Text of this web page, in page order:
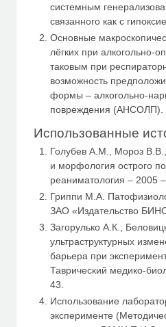
системным
связанного как с
Основные
лёгких при алкогольно-
таковым при
возможность
формы – алкогольно-
повреждения (АНСОЛП).
Использованные
Голубев А.М., Мороз
и морфология острого
реаниматология –
Гриппи М.А.
ЗАО «Издательство
Загорулько А.К.,
ультраструктурных
барьера при
Таврический медико-
43.
Использование
эксперименте